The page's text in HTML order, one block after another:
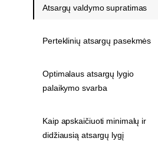
Atsargų valdymo supratimas
Perteklinių atsargų pasekmės
Optimalaus atsargų lygio
palaikymo svarba
Kaip apskaičiuoti minimalų ir
didžiausią atsargų lygį